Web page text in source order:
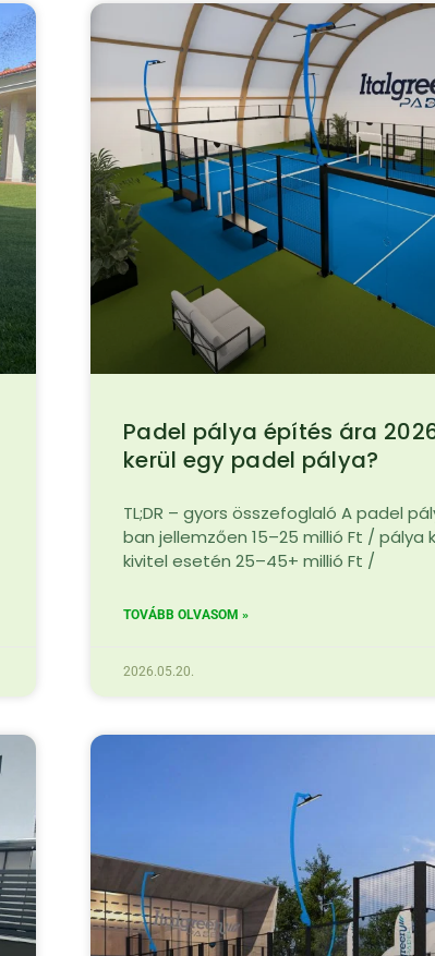
Padel pálya építés ára
kerül egy padel pálya?
TL;DR – gyors összefoglaló A padel
ban jellemzően 15–25 millió Ft /
kivitel esetén 25–45+ millió Ft /
TOVÁBB OLVASOM »
2026.05.20.